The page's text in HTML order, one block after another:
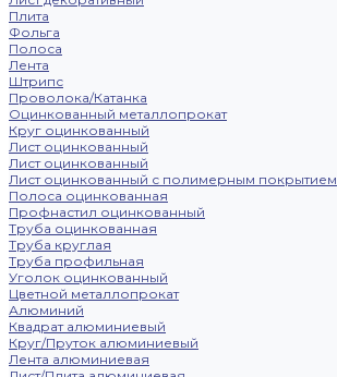
Плита
Фольга
Полоса
Лента
Штрипс
Проволока/Катанка
Оцинкованный металлопрокат
Круг оцинкованный
Лист оцинкованный
Лист оцинкованный
Лист оцинкованный с полимерным покрытием
Полоса оцинкованная
Профнастил оцинкованный
Труба оцинкованная
Труба круглая
Труба профильная
Уголок оцинкованный
Цветной металлопрокат
Алюминий
Квадрат алюминиевый
Круг/Пруток алюминиевый
Лента алюминиевая